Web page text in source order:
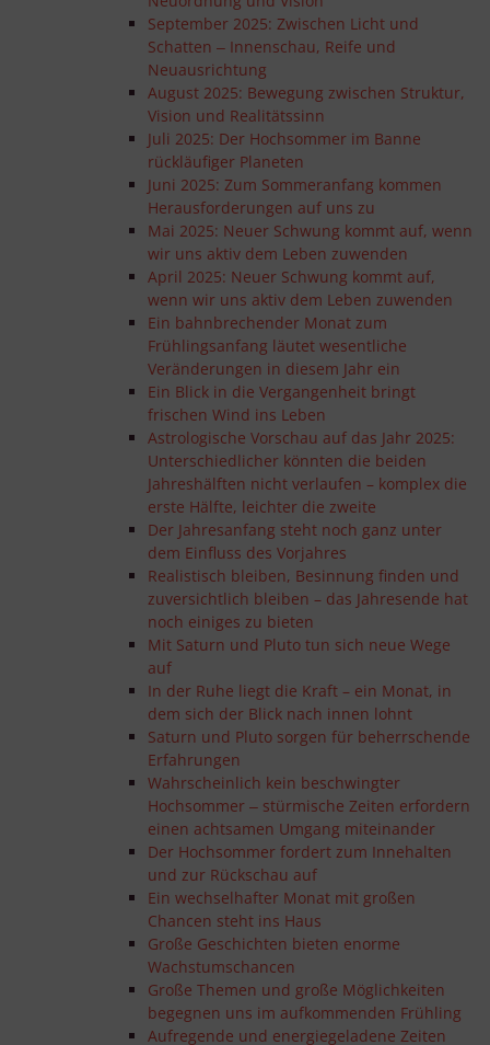
September 2025: Zwischen Licht und
Schatten ‒ Innenschau, Reife und
Neuausrichtung
August 2025: Bewegung zwischen Struktur,
Vision und Realitätssinn
Juli 2025: Der Hochsommer im Banne
rückläufiger Planeten
Juni 2025: Zum Sommeranfang kommen
Herausforderungen auf uns zu
Mai 2025: Neuer Schwung kommt auf, wenn
wir uns aktiv dem Leben zuwenden
April 2025: Neuer Schwung kommt auf,
wenn wir uns aktiv dem Leben zuwenden
Ein bahnbrechender Monat zum
Frühlingsanfang läutet wesentliche
Veränderungen in diesem Jahr ein
Ein Blick in die Vergangenheit bringt
frischen Wind ins Leben
Astrologische Vorschau auf das Jahr 2025:
Unterschiedlicher könnten die beiden
Jahreshälften nicht verlaufen – komplex die
erste Hälfte, leichter die zweite
Der Jahresanfang steht noch ganz unter
dem Einfluss des Vorjahres
Realistisch bleiben, Besinnung finden und
zuversichtlich bleiben – das Jahresende hat
noch einiges zu bieten
Mit Saturn und Pluto tun sich neue Wege
auf
In der Ruhe liegt die Kraft – ein Monat, in
dem sich der Blick nach innen lohnt
Saturn und Pluto sorgen für beherrschende
Erfahrungen
Wahrscheinlich kein beschwingter
Hochsommer ‒ stürmische Zeiten erfordern
einen achtsamen Umgang miteinander
Der Hochsommer fordert zum Innehalten
und zur Rückschau auf
Ein wechselhafter Monat mit großen
Chancen steht ins Haus
Große Geschichten bieten enorme
Wachstumschancen
Große Themen und große Möglichkeiten
begegnen uns im aufkommenden Frühling
Aufregende und energiegeladene Zeiten